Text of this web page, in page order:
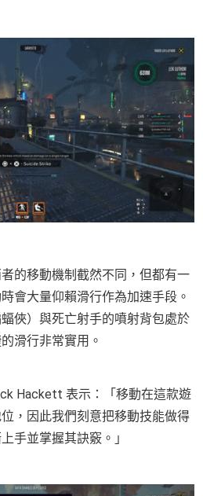
的移動機制截然不同，但都有一
會大量仰賴滑行作為加速手段。
俠）與死亡射手的噴射背包處於
滑行非常實用。
Hackett 表示：「移動在這款遊
，因此我們刻意把移動技能做得
手並掌握其訣竅。」